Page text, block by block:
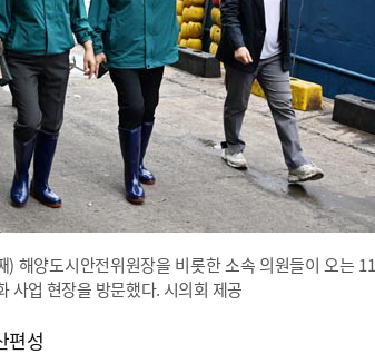
해양도시안전위원장을 비롯한 소속 의원들이 오는 11
사업 현장을 방문했다. 시의회 제공
편성